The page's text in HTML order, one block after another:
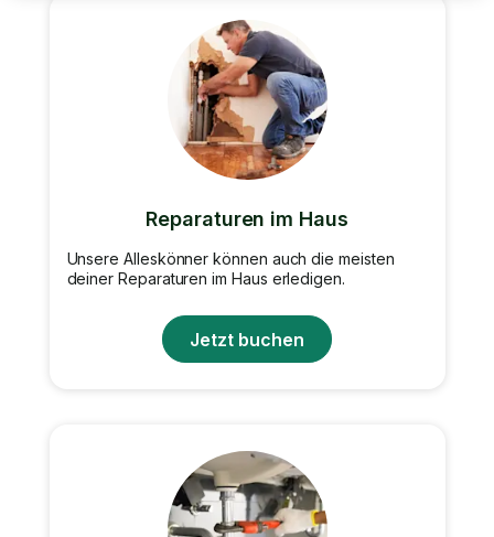
Reparaturen im Haus
Unsere Alleskönner können auch die meisten
deiner Reparaturen im Haus erledigen.
Jetzt buchen